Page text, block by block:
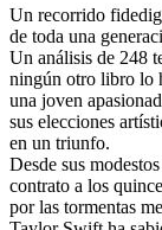
Un recorrido
de toda una
Un análisis de 248
ningún otro libro lo
una joven
sus elecciones
en un triunfo.
Desde sus
contrato a los
por las tormentas